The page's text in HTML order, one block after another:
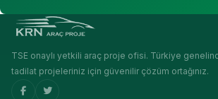
TSE onaylı yetkili araç proje ofisi. Türkiye
tadilat projeleriniz için güvenilir çözüm ortağınız.